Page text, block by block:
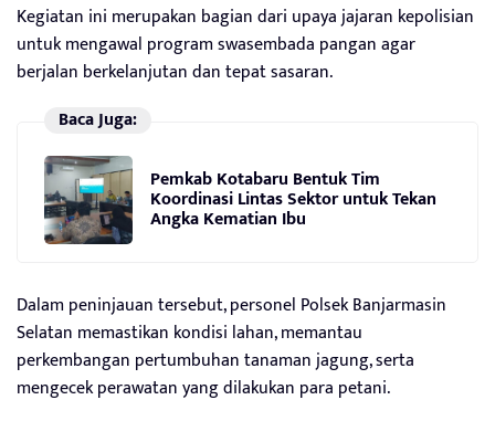
Kegiatan ini merupakan bagian dari upaya jajaran kepolisian
untuk mengawal program swasembada pangan agar
berjalan berkelanjutan dan tepat sasaran.
Baca Juga:
Pemkab Kotabaru Bentuk Tim
Koordinasi Lintas Sektor untuk Tekan
Angka Kematian Ibu
Dalam peninjauan tersebut, personel Polsek Banjarmasin
Selatan memastikan kondisi lahan, memantau
perkembangan pertumbuhan tanaman jagung, serta
mengecek perawatan yang dilakukan para petani.